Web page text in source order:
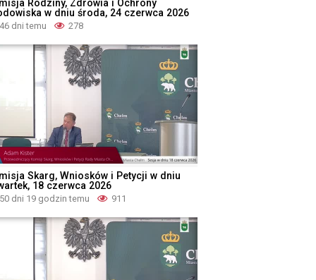
Rodziny, Zdrowia i Ochrony
w dniu środa, 24 czerwca 2026
46 dni temu 278
Skarg, Wniosków i Petycji w dniu
18 czerwca 2026
50 dni 19 godzin temu 911